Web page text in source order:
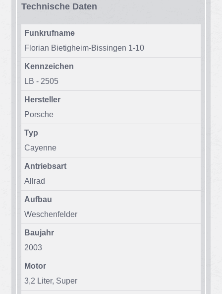
Tech­ni­sche Da­ten
Funkrufname
Flo­ri­an Bie­tig­heim-Bis­sin­gen 1-10
Kennzeichen
LB - 2505
Hersteller
Por­sche
Typ
Ca­yenne
Antriebsart
All­rad
Aufbau
We­schen­fel­der
Baujahr
2003
Motor
3,2 Li­ter, Su­per